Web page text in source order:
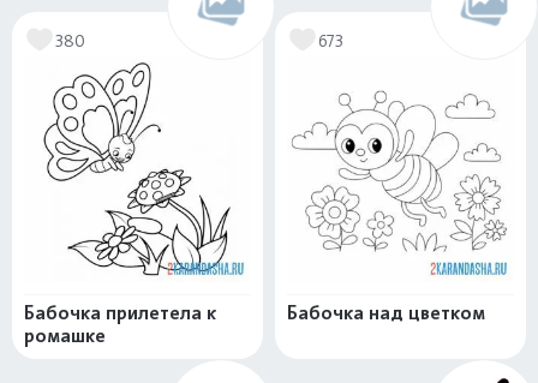
380
Бабочка прилетела к
ромашке
673
Бабочка над цветком